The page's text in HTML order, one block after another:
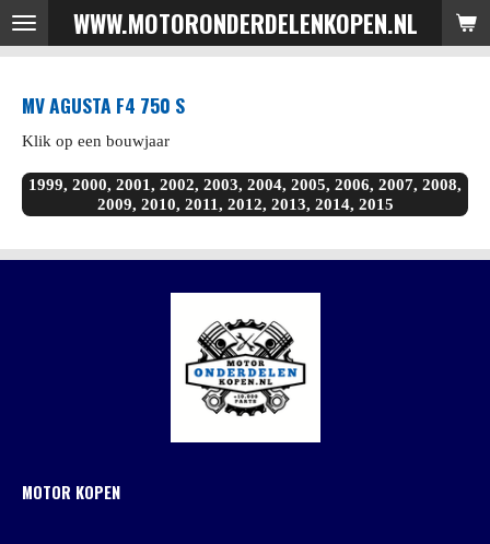
Ga
direct
de
hoofdinhoud
WWW.MOTORONDERDELENKOPEN.NL
MV AGUSTA F4 750 S
Klik op een bouwjaar
1999, 2000, 2001, 2002, 2003, 2004, 2005, 2006, 2007, 2008,
2009, 2010, 2011, 2012, 2013, 2014, 2015
MOTOR KOPEN